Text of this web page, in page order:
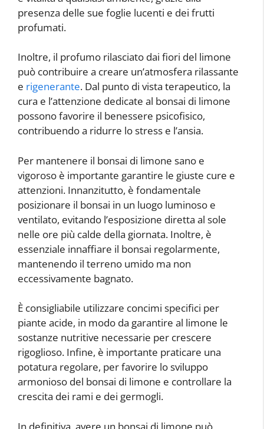
presenza delle sue foglie lucenti e dei frutti
profumati.
Inoltre, il profumo rilasciato dai fiori del limone
può contribuire a creare un’atmosfera rilassante
e rigenerante. Dal punto di vista terapeutico, la
cura e l’attenzione dedicate al bonsai di limone
possono favorire il benessere psicofisico,
contribuendo a ridurre lo stress e l’ansia.
Per mantenere il bonsai di limone sano e
vigoroso è importante garantire le giuste cure e
attenzioni. Innanzitutto, è fondamentale
posizionare il bonsai in un luogo luminoso e
ventilato, evitando l’esposizione diretta al sole
nelle ore più calde della giornata. Inoltre, è
essenziale innaffiare il bonsai regolarmente,
mantenendo il terreno umido ma non
eccessivamente bagnato.
È consigliabile utilizzare concimi specifici per
piante acide, in modo da garantire al limone le
sostanze nutritive necessarie per crescere
rigoglioso. Infine, è importante praticare una
potatura regolare, per favorire lo sviluppo
armonioso del bonsai di limone e controllare la
crescita dei rami e dei germogli.
In definitiva, avere un bonsai di limone può